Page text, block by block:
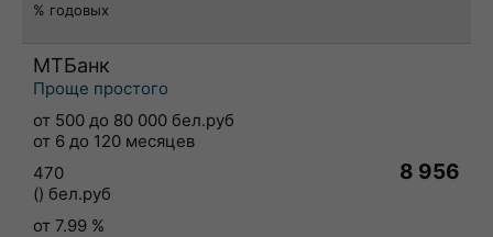
% годовых
МТБанк
Проще простого
от 500 до 80 000 бел.руб
от 6 до 120 месяцев
470
() бел.руб
от 7.99 %
8 956